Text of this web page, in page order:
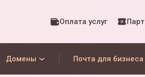
Оплата услуг
Домены Почта для бизнеса